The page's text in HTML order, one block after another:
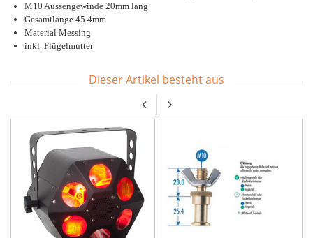
M10 Aussengewinde 20mm lang
Gesamtlänge 45.4mm
Material Messing
inkl. Flügelmutter
Dieser Artikel besteht aus